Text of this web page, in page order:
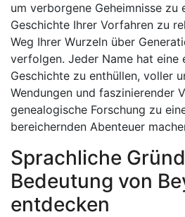
um verborgene Geheimnisse zu
Geschichte Ihrer Vorfahren zu
Weg Ihrer Wurzeln über
verfolgen. Jeder Name hat eine
Geschichte zu enthüllen, voller
Wendungen und faszinierender
genealogische Forschung zu
bereichernden Abenteuer
Sprachliche
Bedeutung von
entdecken